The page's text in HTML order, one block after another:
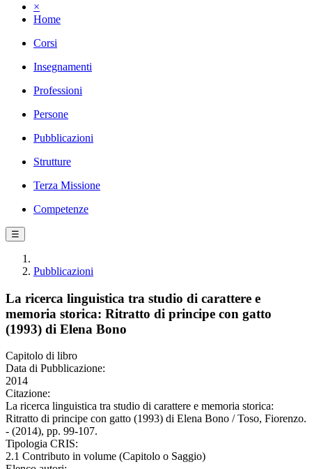
×
Home
Corsi
Insegnamenti
Professioni
Persone
Pubblicazioni
Strutture
Terza Missione
Competenze
☰
Pubblicazioni
La ricerca linguistica tra studio di carattere e
memoria storica: Ritratto di principe con gatto
(1993) di Elena Bono
Capitolo di libro
Data di Pubblicazione:
2014
Citazione:
La ricerca linguistica tra studio di carattere e memoria storica:
Ritratto di principe con gatto (1993) di Elena Bono / Toso, Fiorenzo.
- (2014), pp. 99-107.
Tipologia CRIS:
2.1 Contributo in volume (Capitolo o Saggio)